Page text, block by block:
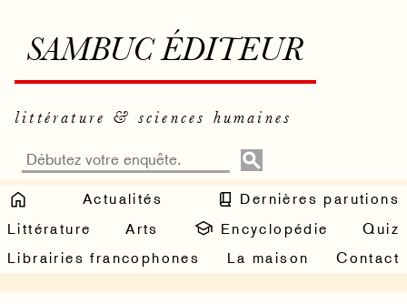
SAMBUC ÉDITEUR
littérature & sciences humaines
Actualités
Dernières parutions
Littérature
Arts Encyclopédie
Quiz
Librairies francophones
La maison Contact